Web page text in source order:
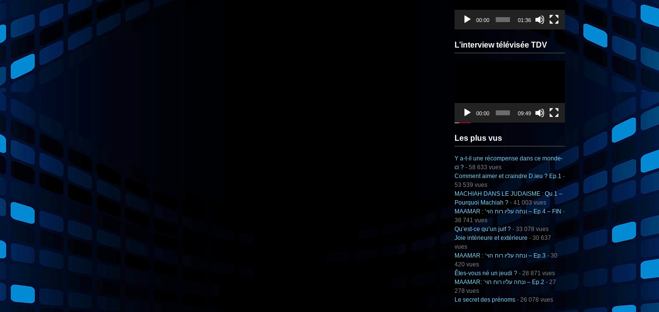
00:00 01:36
L’interview télévisée TDV
00:00 09:49
Les plus vus
Y a-t-il une récompense dans ce monde-
ci ? - 58 633 vues
Comment aimer et craindre D.ieu ? Ep.1 -
53 539 vues
MACHIAH DANS LE JUDAISME : Qu.1 –
Pourquoi Machiah ? - 41 003 vues
MAAMAR : ‘ונחה עליו רוח הוי – Ep.4 – FIN -
38 741 vues
Qu’est-ce qu’un juif ? - 33 078 vues
Joie intérieure et extérieure - 30 637
vues
MAAMAR : ‘ונחה עליו רוח הוי – Ep.3 - 30
420 vues
Êtes-vous né un jeudi ? - 28 871 vues
MAAMAR: ‘ונחה עליו רוח הוי – Ep.2 - 27
278 vues
Le secret des prénoms - 26 078 vues